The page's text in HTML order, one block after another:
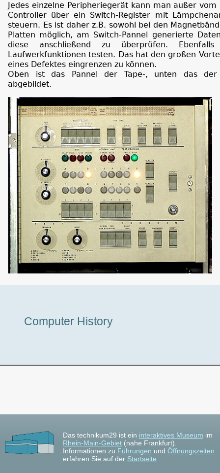
Jedes einzelne Peripheriegerät kann man außer
Controller über ein Switch-Register mit
steuern. Es ist daher z.B. sowohl bei den
Platten möglich, am Switch-Pannel generierte
diese anschließend zu überprüfen.
Laufwerkfunktionen testen. Das hat den großen
eines Defektes eingrenzen zu können.
Oben ist das Pannel der Tape-, unten das der
abgebildet.
Computer History
Das technikum29 ist ein interaktives Museum im
Rhein-Main-Gebiet (nahe Frankfurt).
Informationen zu Führungen und Öffnungszeiten
erfahren Sie auf der Startseite